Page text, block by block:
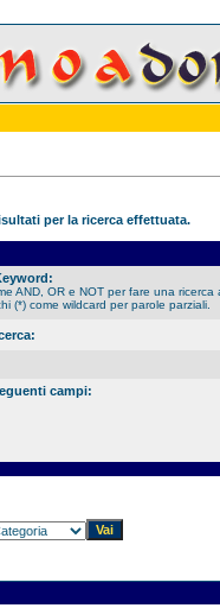
per la ricerca effettuata.
AND, OR e NOT per fare una ricerca
(*) come wildcard per parole parziali.
campi: